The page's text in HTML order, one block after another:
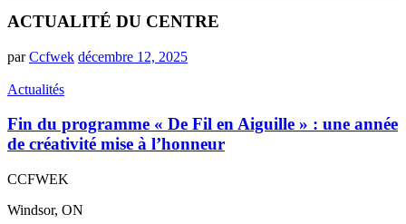
ACTUALITÉ DU CENTRE
parCcfwek décembre 12, 2025
Actualités
Fin du programme « De Fil en Aiguille » : une année
de créativité mise à l’honneur
CCFWEK
Windsor, ON